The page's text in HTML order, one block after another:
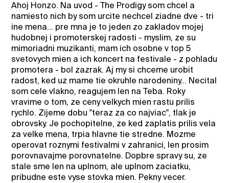
Ahoj Honzo. Na uvod - The Prodigy som chcel a
namiesto nich by som urcite nechcel ziadne dve - tri
ine mena... pre mna je to jeden zo zakladov mojej
hudobnej i promoterskej radosti - myslim, ze su
mimoriadni muzikanti, mam ich osobne v top 5
svetovych mien a ich koncert na festivale - z pohladu
promotera - bol zazrak. Aj my si chceme urobit
radost, ked uz mame tie okruhle narodeniny... Necital
som cele vlakno, reagujem len na Teba. Roky
vravime o tom, ze ceny velkych mien rastu prilis
rychlo. Zijeme dobu "teraz za co najviac", tlak je
obrovsky. Je pochopitelne, ze ked zaplatis prilis vela
za velke mena, trpia hlavne tie stredne. Mozme
operovat roznymi festivalmi v zahranici, len prosim
porovnavajme porovnatelne. Dopbre spravy su, ze
stale sme len na uplnom, ale uplnom zaciatku,
pribudne este vyse stovka mien. Pekny vecer.